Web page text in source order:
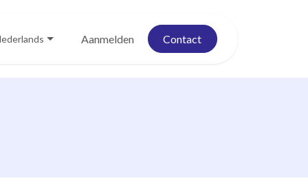
Evenementen
Aanmelden Contact